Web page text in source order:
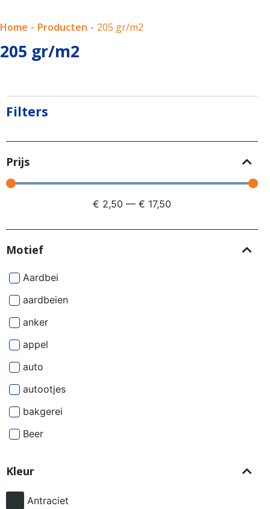
Home - Producten - 205 gr/m2
205 gr/m2
Filters
Prijs
€ 2,50 — € 17,50
Motief
Aardbei
aardbeien
anker
appel
auto
autootjes
bakgerei
Beer
besjes
bier
Kleur
Antraciet